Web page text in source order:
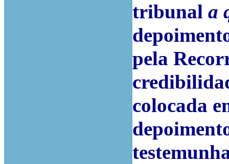
tribunal a
pela
colocada